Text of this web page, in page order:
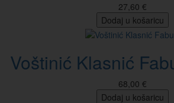
27,60 €
Dodaj u košaricu
Voštinić Klasnić
68,00 €
Dodaj u košaricu